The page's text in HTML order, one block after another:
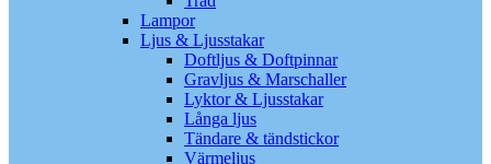
Lampor
Ljus & Ljusstakar
Doftljus & Doftpinnar
Gravljus & Marschaller
Lyktor & Ljusstakar
Långa ljus
Tändare & tändstickor
Värmeljus